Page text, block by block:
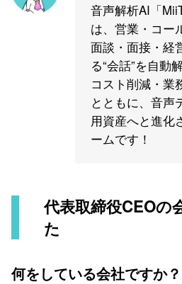
音声解析AI「
は、営業・コー
面談・面接・経
る“会話”を自動
コスト削減・業
とともに、音声
用資産へと進化
ームです！
代表取締役CEOの
た
何をしている会社ですか？